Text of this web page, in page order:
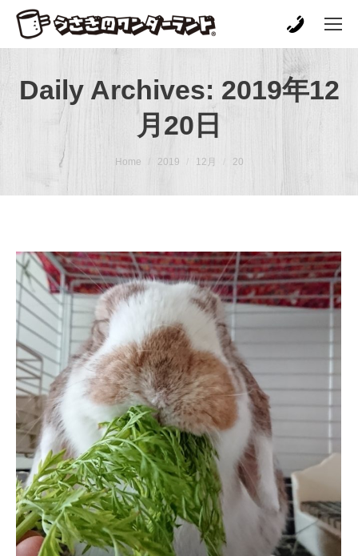
Daily Archives: 2019年12
月20日
You are here: Home 2019 12月 20